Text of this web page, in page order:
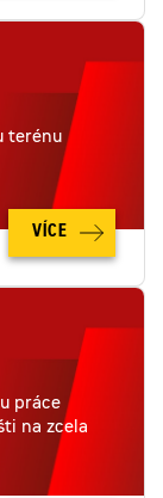
terénu
VÍCE
práce
na zcela